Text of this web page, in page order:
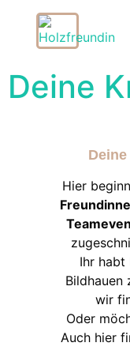
Deine
Hier
Ihr habt
Bildhauen
wir
Oder
Auch hier